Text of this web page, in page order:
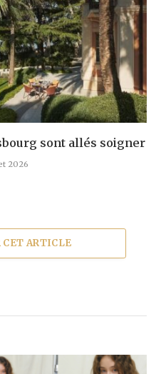
sont allés soigner
2026
ARTICLE